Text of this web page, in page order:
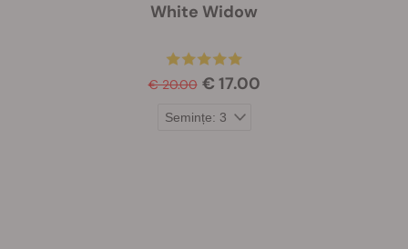
White Widow
€ 20.00 € 17.00